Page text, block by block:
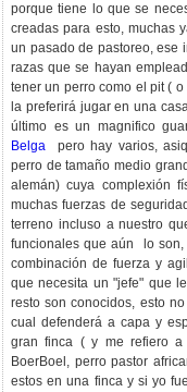
porque tiene lo que se
creadas para esto, muchas
un pasado de pastoreo, ese
razas que se hayan
tener un perro como el pit (
la preferirá jugar en una
último es un magnifico
Belga pero hay varios,
perro de tamaño medio
alemán) cuya complexión
muchas fuerzas de
terreno incluso a nuestro
funcionales que aún lo
combinación de fuerza y
que necesita un "jefe" que
resto son conocidos, esto
cual defenderá a capa y
gran finca ( y me refiero a
BoerBoel, perro pastor
estos en una finca y si yo